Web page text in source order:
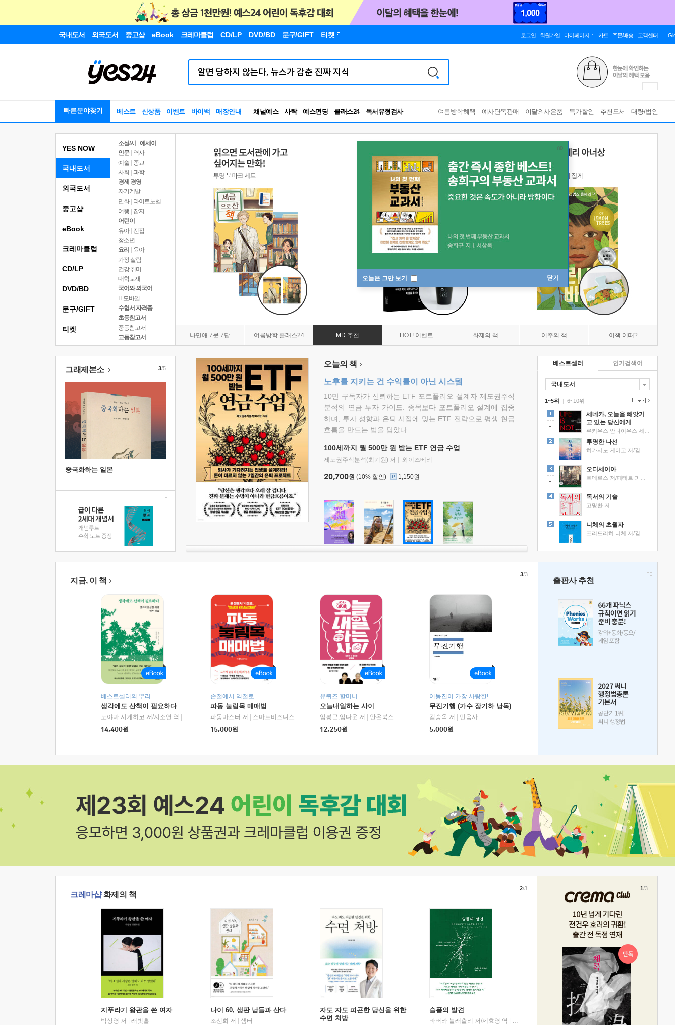
국내도서 외국도서 중고샵 eBook 크레마클럽 CD/LP DVD/BD 문구/GIFT 티켓 로그인 회원가입 마이페이지 카트 주문/배송 고객센터
빠른분야찾기 베스트 신상품 이벤트 바이백 매장안내 채널예스 사락 예스펀딩 클래스24
RBTI Lab
독서유형검사
여름방학혜택 예사단독판매 이달의사은품 특가할인 추천도서 대량/법인
오늘은 그만 보기 닫기
YES NOW
국내도서
소설/시
에세이
인문
역사
예술 | 종교
사회 | 과학
경제 경영
자기계발
만화 | 라이트노벨
여행
잡지
어린이
유아 | 전집
청소년
요리
육아
가정 살림
건강 취미
대학교재
국어와 외국어
IT 모바일
수험서 자격증
초등참고서
중등참고서
고등참고서
나민애 7문 7답 여름방학 클래스24 MD 추천 HOT! 이벤트 화제의 책 이주의 책 이책 어때?
외국도서
중고샵
eBook
크레마클럽
CD/LP
DVD/BD
문구/GIFT
티켓
그래제본소
중국화하는 일본
3/5 오늘의 책
노후를 지키는 건 수익률이 아닌 시스템
10만 구독자가 신뢰하는 ETF 포트폴리오 설계자 제도권주식
분석의 연금 투자 가이드. 종목보다 포트폴리오 설계에 집중
하며, 투자 성향과 은퇴 시점에 맞는 ETF 전략으로 평생 현금
흐름을 만드는 법을 담았다.
100세까지 월 500만 원 받는 ETF 연금 수업
제도권주식분석(최기원) 저 와이즈베리
20,700원 (10% 할인) 1,150원
베스트셀러
국내도서
1~5위 |
세네카, 오늘을 빼앗기
고 있는 당신에게
투명한 나선
오디세이아
독서의 기술
고명환 저
니체의 초월자
6~10위
인기검색어
지금, 이 책
베스트셀러의 뿌리
생각에도 산책이 필요하다
도야마 시게히코 저/지소연 역
알에이치코리아(RHK)
14,400원
손절에서 익절로
파동 눌림목 매매법
파동마스터 저
스마트비즈니스
15,000원
유퀴즈 할머니
오늘내일하는 사이
임봉근,임다운 저
안온북스
12,250원
이동진이 가장 사랑한!
무진기행 (가수 장기하 낭독)
김승옥 저
민음사
5,000원
3/3
출판사 추천
크레마샵화제의 책
지푸라기 왕관을 쓴 여자
박상영 저
래빗홀
나이 60, 생판 남들과 산다
조선희 저
샘터
자도 자도 피곤한 당신을 위한
수면 처방
슬픔의 발견
바버라 블래츨리 저/제효영 역
디플롯
2/3 1/3